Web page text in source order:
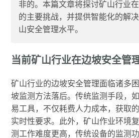
非的。本篇文章将探讨矿山行业
的主要挑战，并提供智能化的解
山安全管理水平。
当前矿山行业在边坡安全管
矿山行业的边坡安全管理面临诸多
坡监测方法落后。传统监测手段，
易工具，不仅耗费人力成本，获取
实时性要求。此外，矿山作业环境
测工作难度更高，传统设备的监测